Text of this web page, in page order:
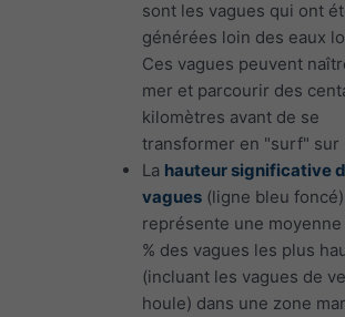
sont les vagues qui ont
générées loin des eaux
Ces vagues peuvent
mer et parcourir des
kilomètres avant de se
transformer en "surf" sur
La hauteur significative
vagues (ligne bleu foncé)
représente une
% des vagues les plus
(incluant les vagues de
houle) dans une zone